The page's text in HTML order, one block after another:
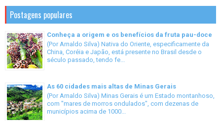
Postagens populares
Conheça a origem e os benefícios da fruta pau-doce
(Por Arnaldo Silva) Nativa do Oriente, especificamente da
China, Coréia e Japão, está presente no Brasil desde o
século passado, tendo fe...
As 60 cidades mais altas de Minas Gerais
(Por Arnaldo Silva) Minas Gerais é um Estado montanhoso,
com "mares de morros ondulados", com dezenas de
municípios acima de 1000...